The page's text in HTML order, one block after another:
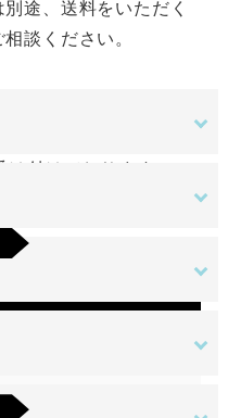
途、送料をいただく
談ください。
け付けております。
AMEX